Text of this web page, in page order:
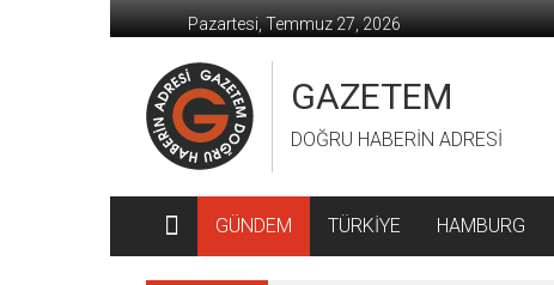
geç
Pazartesi, Temmuz 27, 2026
GAZETEM
DOĞRU HABERİN ADRESİ
GÜNDEM TÜRKİYE HAMBURG